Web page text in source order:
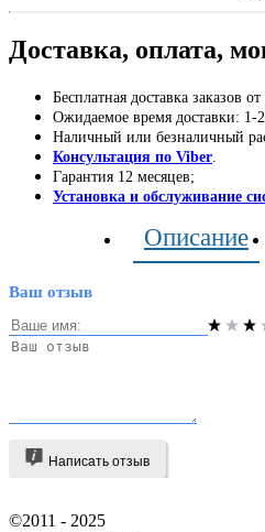
Доставка, оплата,
Бесплатная доставка заказов
Ожидаемое время доставки: 1-
Наличный или безналичный
Консультация по Viber
Гарантия 12 месяцев;
Установка и обслуживание
Описание
Ваш отзыв
Написать отзыв
©2011 - 2025